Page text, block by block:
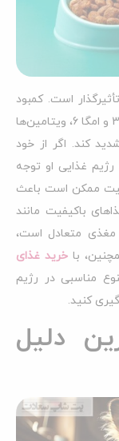
است. کمبود
مواد مغذی مانند پروتئین، اسیدهای چرب امگا 3 و امگا 6، ویتامین‌ها
کند. اگر از خود
غذایی او توجه
ممکن است باعث
باکیفیت مانند
متعادل است،
با خرید غذای
مناسبی در رژیم
کنید.
دلیل